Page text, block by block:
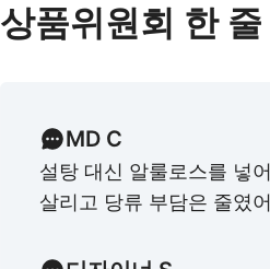
상품위원회 한 줄
MD C
설탕 대신 알룰로스를 넣
살리고 당류 부담은 줄였